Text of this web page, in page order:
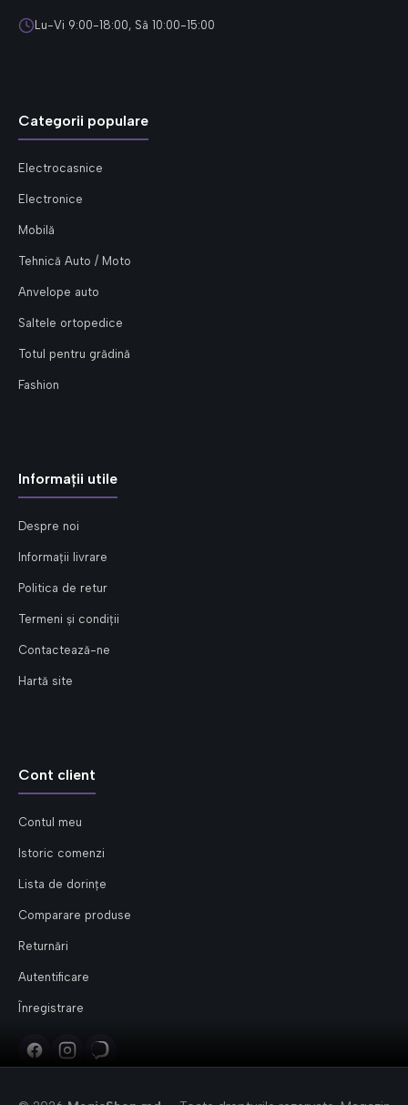
Lu-Vi 9:00-18:00, Sâ 10:00-15:00
Categorii populare
Electrocasnice
Electronice
Mobilă
Tehnică Auto / Moto
Anvelope auto
Saltele ortopedice
Totul pentru grădină
Fashion
Informații utile
Despre noi
Informații livrare
Politica de retur
Termeni și condiții
Contactează-ne
Hartă site
Cont client
Contul meu
Istoric comenzi
Lista de dorințe
Comparare produse
Returnări
Autentificare
Înregistrare